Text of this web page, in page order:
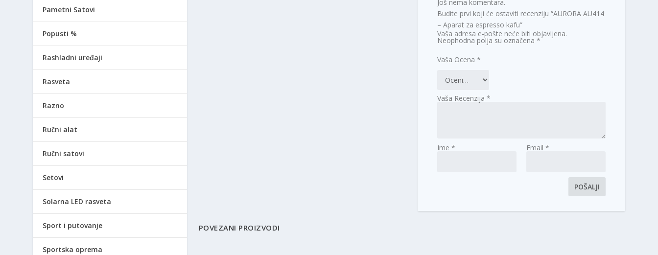
Još nema komentara.
Budite prvi koji će ostaviti recenziju “AURORA AU414
– Aparat za espresso kafu”
Vaša adresa e-pošte neće biti objavljena.
Neophodna polja su označena*
Vaša Ocena*
Vaša Recenzija*
Ime* Email*
POVEZANI PROIZVODI
Pametni Satovi
Popusti %
Rashladni uređaji
Rasveta
Razno
Ručni alat
Ručni satovi
Setovi
Solarna LED rasveta
Sport i putovanje
Sportska oprema